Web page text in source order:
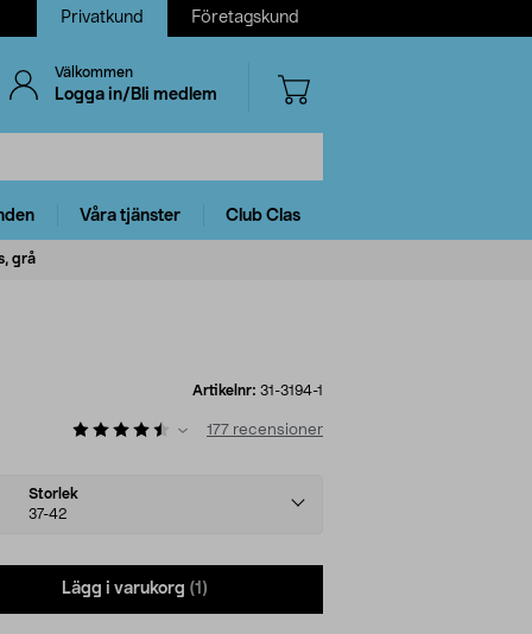
Privatkund Företagskund
Välkommen
Logga in/Bli medlem
Våra tjänster Club Clas
grå
Artikelnr: 31-3194-1
177 recensioner
Storlek
37-42
Lägg i varukorg (1)